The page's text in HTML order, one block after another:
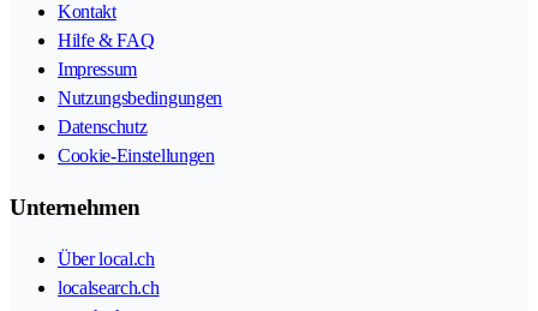
Kontakt
Hilfe & FAQ
Impressum
Nutzungsbedingungen
Datenschutz
Cookie-Einstellungen
Unternehmen
Über local.ch
localsearch.ch